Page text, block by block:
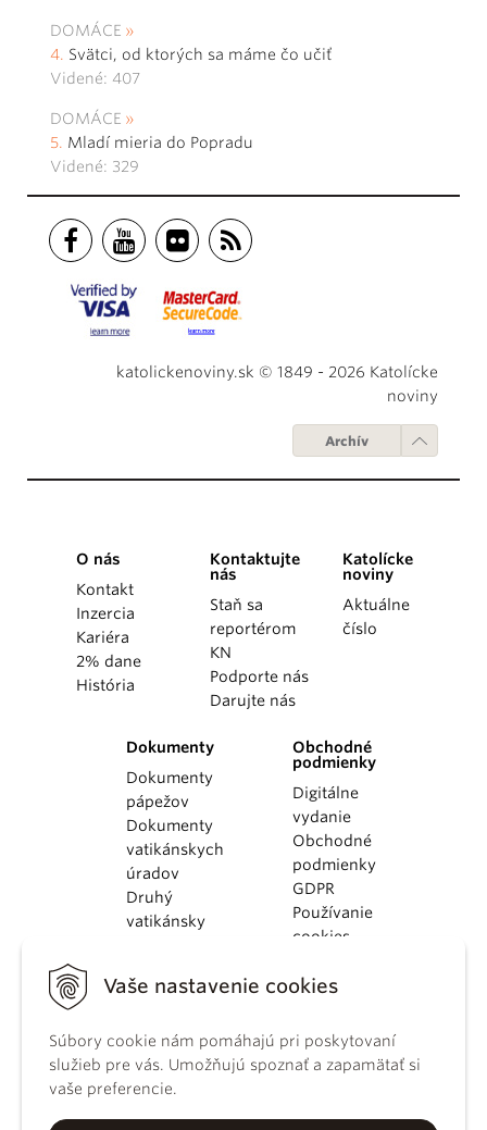
Vaše nastavenie cookies
Súbory cookie nám pomáhajú pri poskytovaní
služieb pre vás. Umožňujú spoznať a zapamätať si
vaše preferencie.
DOMÁCE
Svätci, od ktorých sa máme čo učiť
Videné: 407
DOMÁCE
Mladí mieria do Popradu
Videné: 329
katolickenoviny.sk © 1849 - 2026 Katolícke
noviny
Archív
O nás
Kontakt
Inzercia
Kariéra
2% dane
História
Kontaktujte
nás
Staň sa
reportérom
KN
Podporte nás
Darujte nás
Katolícke
noviny
Aktuálne
číslo
Dokumenty
Dokumenty
pápežov
Dokumenty
vatikánskych
úradov
Druhý
vatikánsky
KBS
kánonického
práva
Katechizmus
Obchodné
podmienky
Digitálne
vydanie
Obchodné
podmienky
GDPR
Používanie
cookies